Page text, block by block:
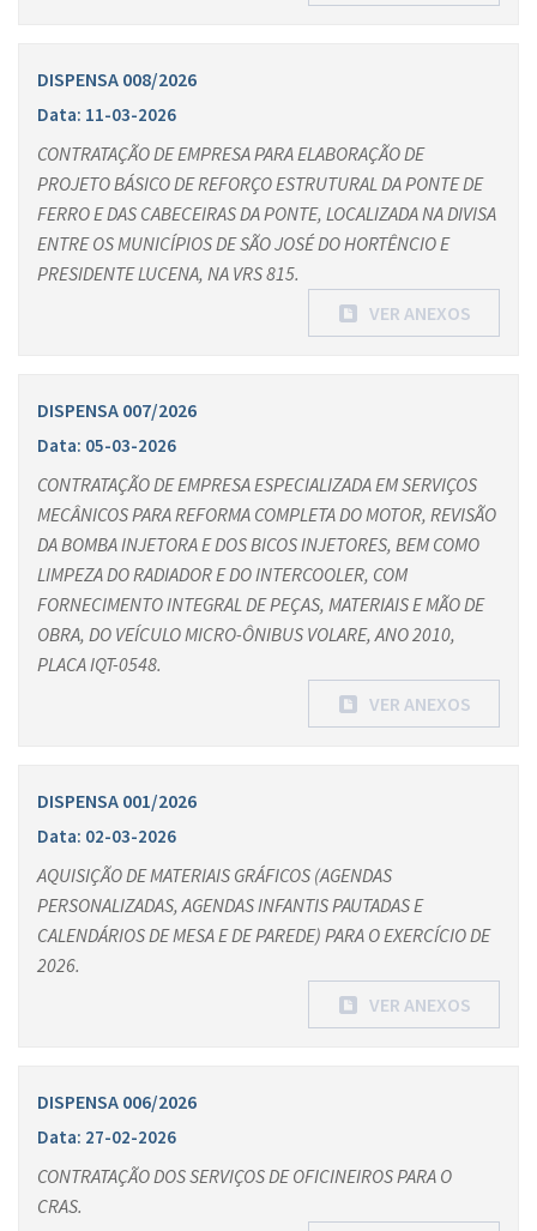
DISPENSA 008/2026
Data: 11-03-2026
CONTRATAÇÃO DE EMPRESA PARA ELABORAÇÃO DE
PROJETO BÁSICO DE REFORÇO ESTRUTURAL DA PONTE DE
FERRO E DAS CABECEIRAS DA PONTE, LOCALIZADA NA DIVISA
ENTRE OS MUNICÍPIOS DE SÃO JOSÉ DO HORTÊNCIO E
PRESIDENTE LUCENA, NA VRS 815.
VER ANEXOS
DISPENSA 007/2026
Data: 05-03-2026
CONTRATAÇÃO DE EMPRESA ESPECIALIZADA EM SERVIÇOS
MECÂNICOS PARA REFORMA COMPLETA DO MOTOR, REVISÃO
DA BOMBA INJETORA E DOS BICOS INJETORES, BEM COMO
LIMPEZA DO RADIADOR E DO INTERCOOLER, COM
FORNECIMENTO INTEGRAL DE PEÇAS, MATERIAIS E MÃO DE
OBRA, DO VEÍCULO MICRO-ÔNIBUS VOLARE, ANO 2010,
PLACA IQT-0548.
VER ANEXOS
DISPENSA 001/2026
Data: 02-03-2026
AQUISIÇÃO DE MATERIAIS GRÁFICOS (AGENDAS
PERSONALIZADAS, AGENDAS INFANTIS PAUTADAS E
CALENDÁRIOS DE MESA E DE PAREDE) PARA O EXERCÍCIO DE
2026.
VER ANEXOS
DISPENSA 006/2026
Data: 27-02-2026
CONTRATAÇÃO DOS SERVIÇOS DE OFICINEIROS PARA O
CRAS.